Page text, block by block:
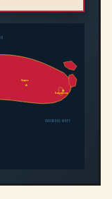
Иркутск
Владивосток
ЯПОНСКОЕ МОРЕ